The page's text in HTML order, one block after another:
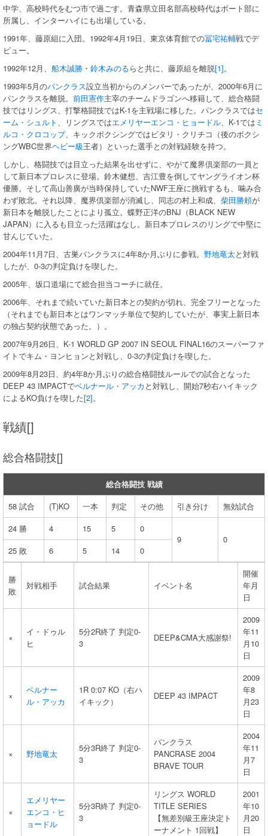
中学、高校時代をむつ市で過ごす。青森県立田名部高校時代はボート部に
所属し、インターハイにも出場している。
1991年、藤原組に入団。1992年4月19日、東京体育館での冨宅祐輔戦でデ
ビュー。
1992年12月、 船木誠勝 ・ 鈴木みのるらと共に、藤原組を離脱[1]。
1993年5月のパンクラス設立当初からのメンバーであったが、2000年6月に
パンクラスを離脱。 前田憲作主宰のチームドラゴンへ移籍して、総合格闘
技ではリングス、打撃格闘技ではK-1を主戦場に移した。パンクラスではセ
ーム・シュルト 、リングスではエメリヤーエンコ・ヒョードル、K-1では ミ
ルコ・クロコップ、キックボクシングではビタリ・クリチコ（後のボクシ
ングWBC世界ヘビー級王者）といった選手との対戦経験を持つ。
しかし、格闘技では目立った結果を出せずに、やがて魔界倶楽部の一員と
して新日本プロレスに登場。鈴木健想、吉江豊を倒してヤングライオン杯
優勝。そして高山善廣が当時保持していたNWF王座に挑戦するも、噛み合
わず敗北。それ以降、魔界倶楽部が消滅し、同志の村上和成、 柴田勝頼が
新日本を離脱したことにより孤立。蝶野正洋のBNJ（BLACK NEW
JAPAN）に入るも目立った活躍はなし。新日本プロレスのリングで中堅に
甘んじていた。
2004年11月7日、古巣パンクラスに4年8か月ぶりに参戦。 野地竜太と対戦
したが、0-3の判定負けを喫した。
2005年、坂口道場にて総合担当コーチに就任。
2006年、それまで続いていた新日本との契約が切れ、完全フリーとなった
（それまでも新日本とはワンマッチ単位で契約していたが、事実上新日本
の独占契約状態であった。）。
2007年9月26日、K-1 WORLD GP 2007 IN SEOUL FINAL16のスーパーファ
イトでキム・ヨンヒョンと対戦し、0-3の判定負けを喫した。
2009年8月23日、約4年8か月ぶりの総合格闘技ルールでの試合となった
DEEP 43 IMPACTでベルナール・アッカ と対戦し、開始7秒右ハイキック
によるKO負けを喫した[2]。
戦績[]
総合格闘技[]
総合格闘技 戦績
58 試合
(T)KO 一本 判定 その他 引き分け
無効試合
24 勝
4 15 5
0
9
0
25 敗
6 5 14 0
勝
敗
対戦相手 試合結果 イベント名
開催
年月
日
×
イ・ドゥル
ヒ
5分2R終了 判定0-
3
DEEP&CMA大感謝祭!
2009
年11
月10
日
×
ベルナー
ル・アッカ
1R 0:07 KO（右ハ
イキック）
DEEP 43 IMPACT
2009
年8
月23
日
× 野地竜太
5分3R終了 判定0-
3
パンクラス
PANCRASE 2004
BRAVE TOUR
2004
年11
月7
日
×
エメリヤー
エンコ・ヒ
ョードル
5分3R終了 判定0-
3
リングス WORLD
TITLE SERIES
【無差別級王座決定ト
ーナメント 1回戦】
2001
年10
月20
日